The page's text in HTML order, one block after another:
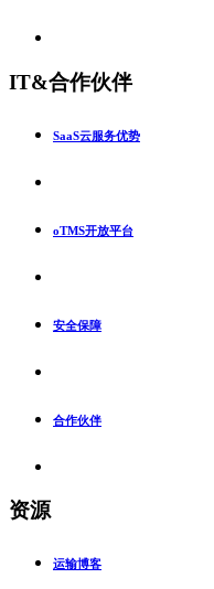
IT&合作伙伴
SaaS云服务优势
oTMS开放平台
安全保障
合作伙伴
资源
运输博客